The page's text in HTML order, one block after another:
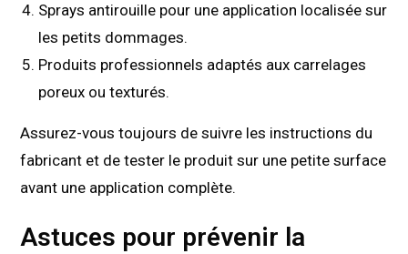
Sprays antirouille pour une application localisée sur
les petits dommages.
Produits professionnels adaptés aux carrelages
poreux ou texturés.
Assurez-vous toujours de suivre les instructions du
fabricant et de tester le produit sur une petite surface
avant une application complète.
Astuces pour prévenir la